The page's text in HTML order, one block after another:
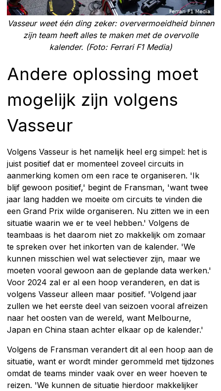
Vasseur weet één ding zeker: oververmoeidheid binnen
zijn team heeft alles te maken met de overvolle
kalender. (Foto: Ferrari F1 Media)
Andere oplossing moet
mogelijk zijn volgens
Vasseur
Volgens Vasseur is het namelijk heel erg simpel: het is
juist positief dat er momenteel zoveel circuits in
aanmerking komen om een race te organiseren. 'Ik
blijf gewoon positief,' begint de Fransman, 'want twee
jaar lang hadden we moeite om circuits te vinden die
een Grand Prix wilde organiseren. Nu zitten we in een
situatie waarin we er te veel hebben.' Volgens de
teambaas is het daarom niet zo makkelijk om zomaar
te spreken over het inkorten van de kalender. 'We
kunnen misschien wel wat selectiever zijn, maar we
moeten vooral gewoon aan de geplande data werken.'
Voor 2024 zal er al een hoop veranderen, en dat is
volgens Vasseur alleen maar positief. 'Volgend jaar
zullen we het eerste deel van seizoen vooral afreizen
naar het oosten van de wereld, want Melbourne,
Japan en China staan achter elkaar op de kalender.'
Volgens de Fransman verandert dit al een hoop aan de
situatie, want er wordt minder gerommeld met tijdzones
omdat de teams minder vaak over en weer hoeven te
reizen. 'We kunnen de situatie hierdoor makkelijker